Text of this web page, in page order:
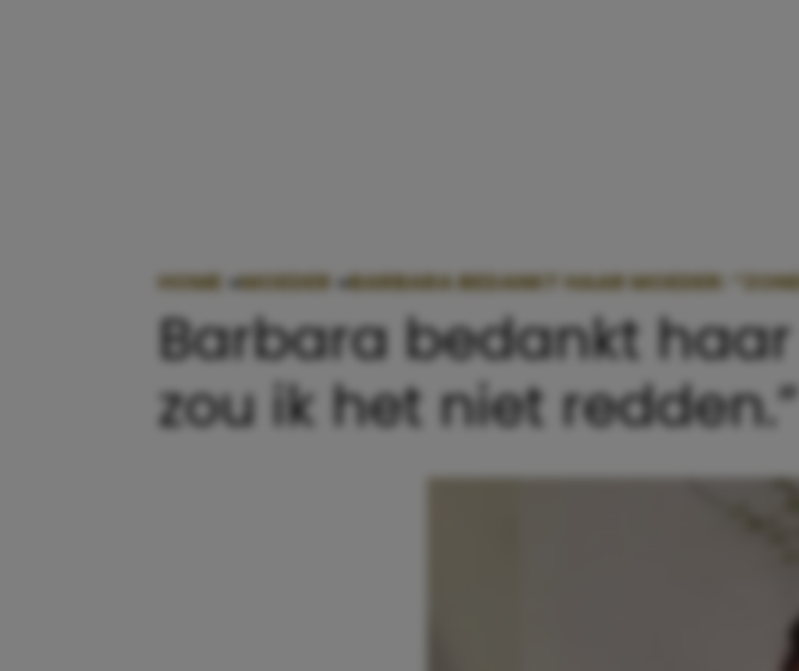
HOME »MOEDER »BARBARA BEDANKT HAAR MOEDER:
Barbara bedankt
zou ik het niet redden.”